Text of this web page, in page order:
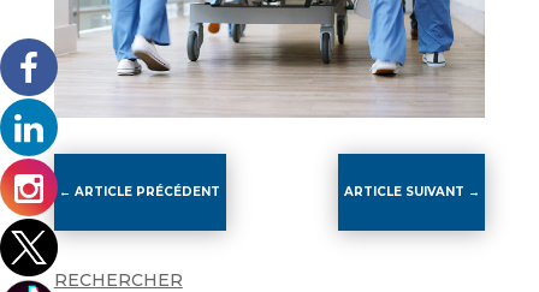
←ARTICLE PRÉCÉDENT ARTICLE SUIVANT →
RECHERCHER